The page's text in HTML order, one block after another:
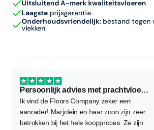
Uitsluitend A-merk kwaliteitsvloeren
Laagste prijsgarantie
Onderhoudsvriendelijk: bestand tegen
vlekken
Persoonlijk advies met prachtvloer als resultaat
Ik vind de Floors Company zeker een
aanrader! Marjolein en haar zoon zijn zeer
betrokken bij het hele koopproces. Ze zijn